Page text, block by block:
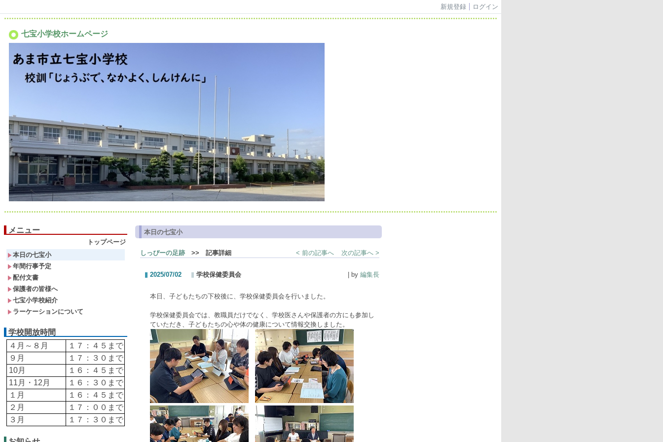
新規登録 ログイン
七宝小学校ホームページ
メニュー
トップページ
本日の七宝小
年間行事予定
配付文書
保護者の皆様へ
七宝小学校紹介
ラーケーションについて
学校開放時間
４月～８月
１７：４５まで
９月
１７：３０まで
10月
１６：４５まで
11月・12月
１６：３０まで
１月
１６：４５まで
２月
１７：００まで
３月
１７：３０まで
本日の七宝小
しっぴーの足跡 >> 記事詳細 < 前の記事へ 次の記事へ >
2025/07/02 学校保健委員会 | by 編集長
本日、子どもたちの下校後に、学校保健委員会を行いました。
学校保健委員会では、教職員だけでなく、学校医さんや保護者の方にも参加し
ていただき、 子どもたちの心や体の健康について情報交換しました。